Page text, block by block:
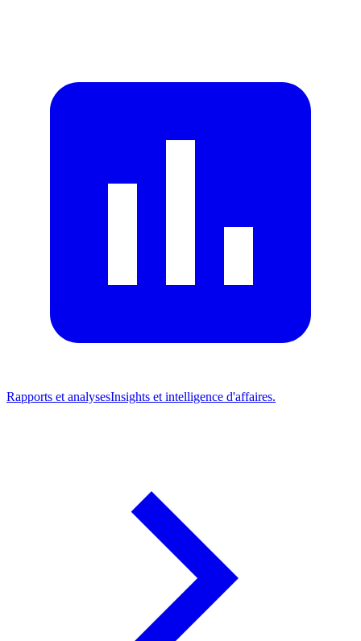
Rapports et analysesInsights et intelligence d'affaires.